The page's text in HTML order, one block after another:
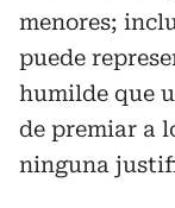
menores;
puede
humilde que
de premiar a
ninguna